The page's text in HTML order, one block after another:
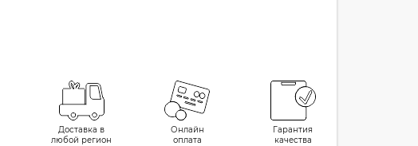
Доставка в
любой регион
Онлайн
оплата
Гарантия
качества